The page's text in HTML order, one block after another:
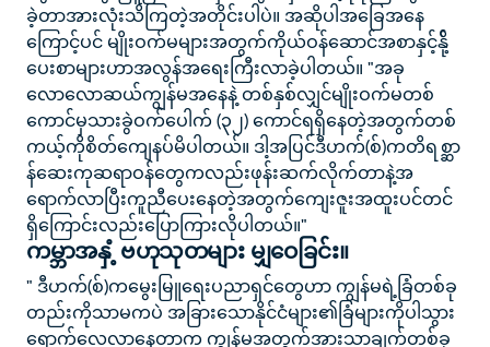
ခဲ့တာအားလုံးသိကြတဲ့အတိုင်းပါပဲ။ အဆိုပါအခြေအနေ
ကြောင့်ပင် မျိုးဝက်မများအတွက်ကိုယ်ဝန်ဆောင်အစာနှင့်နို့်
ပေးစာများဟာအလွန်အရေးကြီးလာခဲ့ပါတယ်။ "အခု
လောလောဆယ်ကျွန်မအနေနဲ့ တစ်နှစ်လျှင်မျိုးဝက်မတစ်
ကောင်မှသားခွဲဝက်ပေါက် (၃၂) ကောင်ရရှိနေတဲ့အတွက်တစ်
ကယ့်ကိုစိတ်ကျေနပ်မိပါတယ်။ ဒါ့အပြင်ဒီဟက်(စ်)ကတိရစ္ဆာ
န်ဆေးကုဆရာဝန်တွေကလည်းဖုန်းဆက်လိုက်တာနဲ့အ
ရောက်လာပြီးကူညီပေးနေတဲ့အတွက်ကျေးဇူးအထူးပင်တင်
ရှိကြောင်းလည်းပြောကြားလိုပါတယ်။"
ကမ္ဘာအနှံ့ ဗဟုသုတများ မျှဝေခြင်း။
" ဒီဟက်(စ်)ကမွေးမြူရေးပညာရှင်တွေဟာ ကျွန်မရဲ့ခြံတစ်ခု
တည်းကိုသာမကပဲ အခြားသောနိုင်ငံများ၏ခြံများကိုပါသွား
ရောက်လေ့လာနေတာက ကျွန်မအတွက်အားသာချက်တစ်ခု